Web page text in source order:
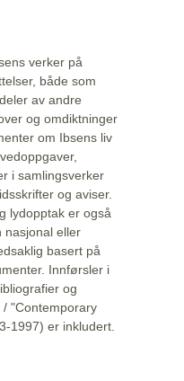
verker på
både som
av andre
og omdiktninger
om Ibsens liv
i samlingsverker
og aviser.
lydopptak er også
nasjonal eller
basert på
Innførsler i
og
"Contemporary
1997) er inkludert.